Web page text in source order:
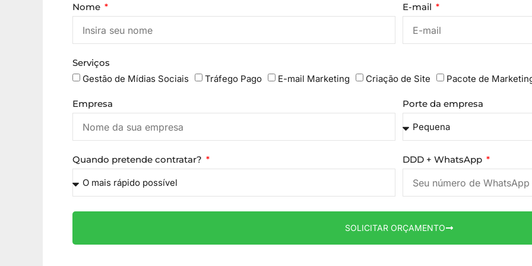
Nome E-mail
Serviços
Gestão de Mídias Sociais
Tráfego Pago E-mail Marketing Criação de Site Pacote de
Empresa Porte da empresa
Quando pretende contratar? DDD + WhatsApp
SOLICITAR ORÇAMENTO